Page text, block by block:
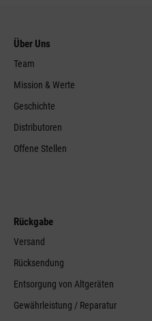
Über Uns
Team
Mission & Werte
Geschichte
Distributoren
Offene Stellen
Rückgabe
Versand
Rücksendung
Entsorgung von Altgeräten
Gewährleistung / Reparatur